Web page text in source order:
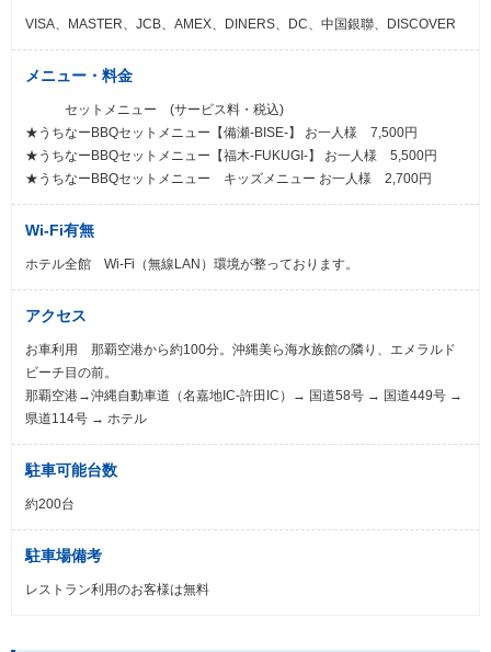
VISA、MASTER、JCB、AMEX、DINERS、DC、中国銀聯、DISCOVER
メニュー・料金
セットメニュー (サービス料・税込)
★うちなーBBQセットメニュー【備瀬-BISE-】 お一人様 7,500円
★うちなーBBQセットメニュー【福木-FUKUGI-】 お一人様 5,500円
★うちなーBBQセットメニュー キッズメニュー お一人様 2,700円
Wi-Fi有無
ホテル全館 Wi-Fi（無線LAN）環境が整っております。
アクセス
お車利用 那覇空港から約100分。沖縄美ら海水族館の隣り、エメラルド
ビーチ目の前。
那覇空港→沖縄自動車道（名嘉地IC-許田IC）→ 国道58号 → 国道449号 →
県道114号 → ホテル
駐車可能台数
約200台
駐車場備考
レストラン利用のお客様は無料